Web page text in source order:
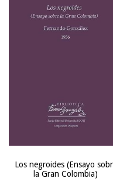
Los negroides (Ensayo
la Gran Colombia)